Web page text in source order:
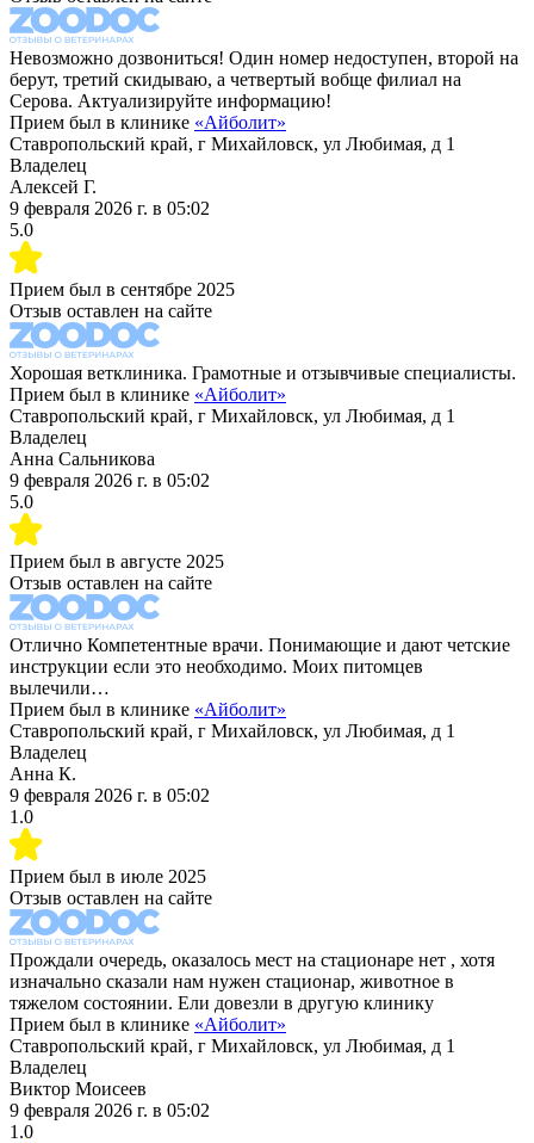
Невозможно дозвониться! Один номер недоступен, второй на
берут, третий скидываю, а четвертый вобще филиал на
Серова. Актуализируйте информацию!
Прием был в клинике «Айболит»
Ставропольский край, г Михайловск, ул Любимая, д 1
Владелец
Алексей Г.
9 февраля 2026 г. в 05:02
5.0
Прием был в сентябре 2025
Отзыв оставлен на сайте
Хорошая ветклиника. Грамотные и отзывчивые специалисты.
Прием был в клинике «Айболит»
Ставропольский край, г Михайловск, ул Любимая, д 1
Владелец
Анна Сальникова
9 февраля 2026 г. в 05:02
5.0
Прием был в августе 2025
Отзыв оставлен на сайте
Отлично Компетентные врачи. Понимающие и дают четские
инструкции если это необходимо. Моих питомцев
вылечили…
Прием был в клинике «Айболит»
Ставропольский край, г Михайловск, ул Любимая, д 1
Владелец
Анна К.
9 февраля 2026 г. в 05:02
1.0
Прием был в июле 2025
Отзыв оставлен на сайте
Прождали очередь, оказалось мест на стационаре нет , хотя
изначально сказали нам нужен стационар, животное в
тяжелом состоянии. Ели довезли в другую клинику
Прием был в клинике «Айболит»
Ставропольский край, г Михайловск, ул Любимая, д 1
Владелец
Виктор Моисеев
9 февраля 2026 г. в 05:02
1.0